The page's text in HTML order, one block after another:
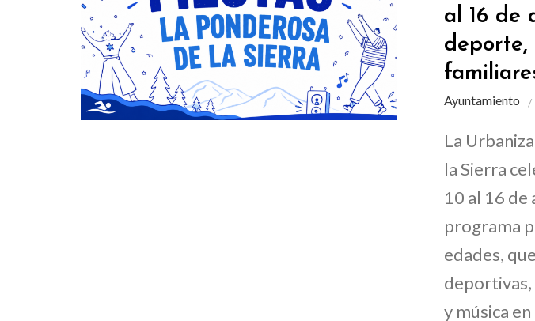
al 16 de
deporte,
Ayuntamiento
La
la Sierra
10 al 16 de
programa
edades,
y música